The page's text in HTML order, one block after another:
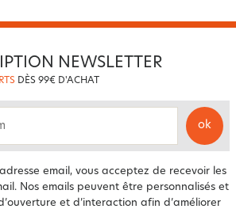
NEWSLETTER
DÈS 99€ D'ACHAT
ok
email, vous acceptez de recevoir les
Nos emails peuvent être personnalisés et
et d’interaction afin d’améliorer